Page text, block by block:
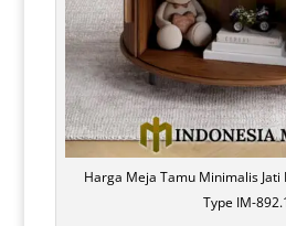
Harga Meja Tamu Minimalis
Type IM-